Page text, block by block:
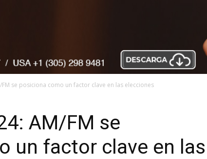
FM se posiciona como un factor clave en las elecciones
AM/FM se
un factor clave en las